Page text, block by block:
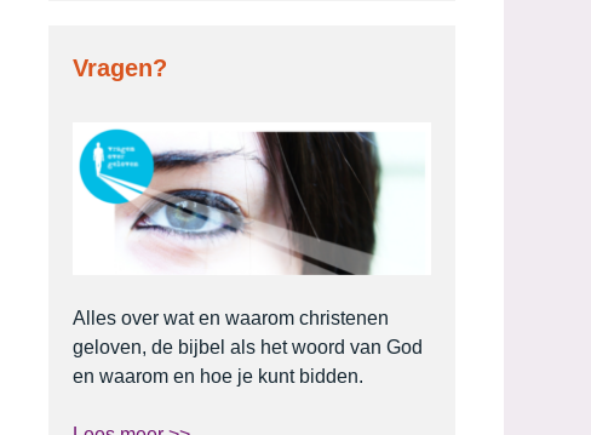
Vragen?
Alles over wat en waarom christenen
geloven, de bijbel als het woord van God
en waarom en hoe je kunt bidden.